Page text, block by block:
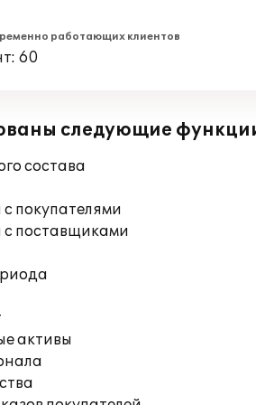
работающих клиентов
60
следующие
состава
покупателями
с поставщиками
активы